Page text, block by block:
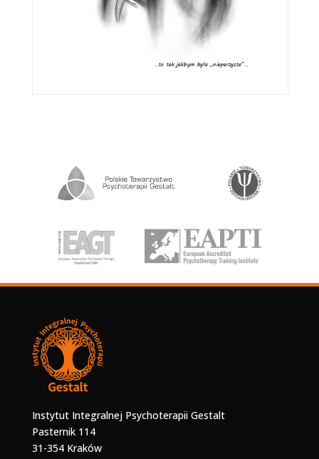
Instytut Integralnej Psychoterapii Gestalt
Pasternik 114
31-354 Kraków